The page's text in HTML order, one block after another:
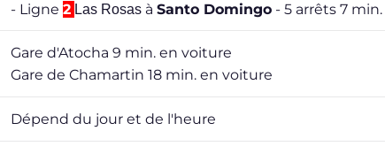
- Ligne2 Las Rosas àSanto Domingo - 5 arrêts 7 min.
Gare d'Atocha 9 min. en voiture
Gare de Chamartin 18 min. en voiture
Dépend du jour et de l'heure